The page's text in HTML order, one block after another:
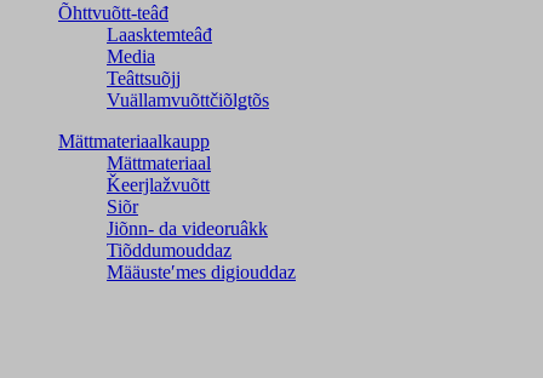
Õhttvuõtt-teâđ
Laasktemteâđ
Media
Teâttsuõjj
Vuällamvuõttčiõlǥtõs
Mättmateriaalkaupp
Mättmateriaal
Ǩeerjlažvuõtt
Siõr
Jiõnn- da videoruâkk
Tiõddumouddaz
Määusteʹmes digiouddaz